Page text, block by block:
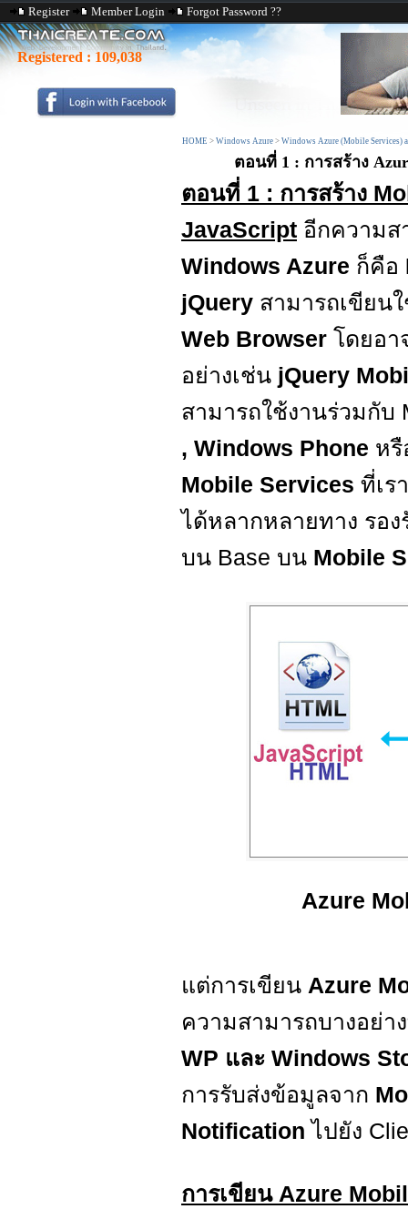
Register Member Login Forgot Password ??
Registered : 109,038
HOME > Windows Azure > Windows Azure (Mobile Services)
ตอนที่ 1 : การสร้าง
ตอนที่ 1 : การสร้าง
JavaScript อีกความ
Windows Azure ก็คือ
jQuery สามารถเขียน
Web Browser โดยอา
อย่างเช่น jQuery
สามารถใช้งานร่วมกับ
, Windows Phone ห
Mobile Services ที่เร
ได้หลากหลายทาง รอ
บน Base บน Mobile
Azure
แต่การเขียน Azure
ความสามารถบางอย่
WP และ Windows
การรับส่งข้อมูลจาก
Notificationไปยัง
การเขียน Azure